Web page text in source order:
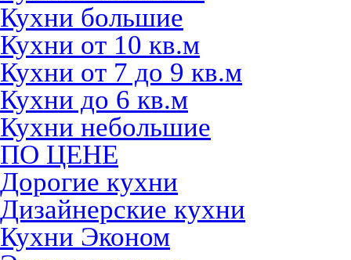
Кухни большие
Кухни от 10 кв.м
Кухни от 7 до 9 кв.м
Кухни до 6 кв.м
Кухни небольшие
ПО ЦЕНЕ
Дорогие кухни
Дизайнерские кухни
Кухни Эконом